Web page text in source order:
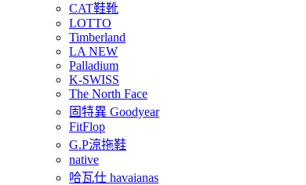
CAT鞋靴
LOTTO
Timberland
LA NEW
Palladium
K-SWISS
The North Face
固特異 Goodyear
FitFlop
G.P涼拖鞋
native
哈瓦仕 havaianas